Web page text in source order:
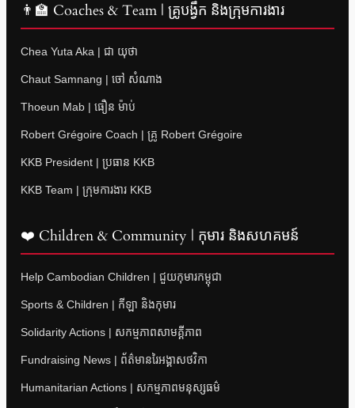
👨‍🏫 Coaches & Team | គ្រូបង្វឹក និងក្រុមការងារ
Chea Yuta Aka | ជា យុថា
Chaut Samnang | ចៅ សំណាង
Thoeun Mab | ធឿន ម៉ាប់
Robert Grégoire Coach | គ្រូ Robert Grégoire
KKB President | ប្រធាន KKB
KKB Team | ក្រុមការងារ KKB
❤️ Children & Community | កុមារ និងសហគមន៍
Help Cambodian Children | ជួយកុមារកម្ពុជា
Sports & Children | កីឡា និងកុមារ
Solidarity Actions | សកម្មភាពសាមគ្គីភាព
Fundraising News | ព័ត៌មានរៃអង្គាសថវិកា
Humanitarian Actions | សកម្មភាពមនុស្សធម៌